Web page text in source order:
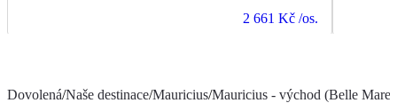
2 661 Kč /os.
Dovolená/Naše destinace/Mauricius/Mauricius - východ (Belle Mare